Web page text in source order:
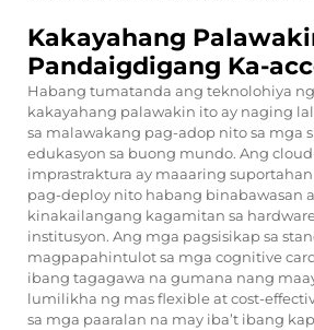
Kakayahang
Pandaigdigang Ka-
Habang tumatanda ang teknolohiya
kakayahang palawakin ito ay naging
sa malawakang pag-adop nito sa mga
edukasyon sa buong mundo. Ang
imprastraktura ay maaaring
pag-deploy nito habang binabawasan
kinakailangang kagamitan sa
institusyon. Ang mga pagsisikap sa
magpapahintulot sa mga cognitive
ibang tagagawa na gumana nang
lumilikha ng mas flexible at cost-
sa mga paaralan na may iba’t ibang